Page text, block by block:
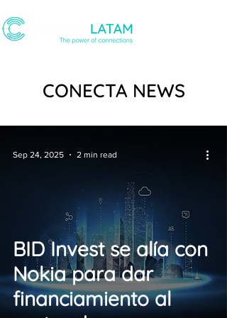
CONECTA NEWS
BID Invest se alía con
Nokia para dar
financiamiento al
Sep 24, 2025 2 min read